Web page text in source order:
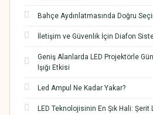
Bahçe Aydınlatmasında Doğru
İletişim ve Güvenlik İçin Diafon
Geniş Alanlarda LED Projektörle
Işığı Etkisi
Led Ampul Ne Kadar Yakar?
LED Teknolojisinin En Şık Hali: Şerit